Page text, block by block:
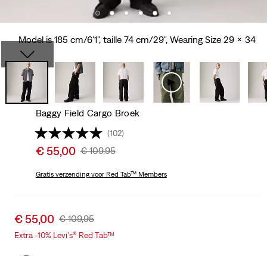
Model is 185 cm/6'1", taille 74 cm/29", Wearing Size 29 x 34
Baggy Field Cargo Broek
(102)
Sale
is
€ 55,00 Original
Was
€ 109,95
Gratis verzendingvoor Red Tab™ Members
Sale
price
€ 55,00 Original
Price
€ 109,95
Extra -10% Levi's® Red Tab™